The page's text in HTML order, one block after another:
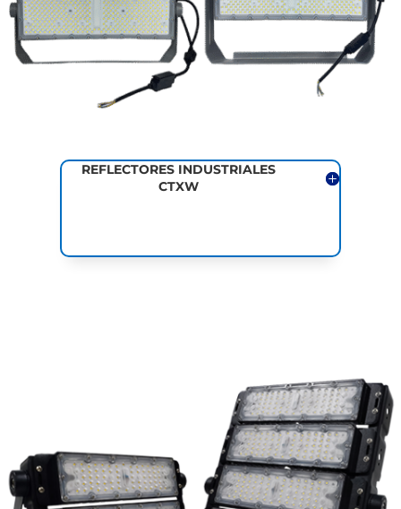
REFLECTORES INDUSTRIALES
CTXW